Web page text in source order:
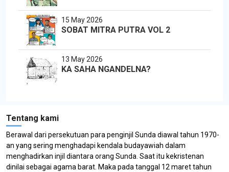
15 May 2026
SOBAT MITRA PUTRA VOL 2
13 May 2026
KA SAHA NGANDELNA?
Tentang kami
Berawal dari persekutuan para penginjil Sunda diawal tahun 1970-
an yang sering menghadapi kendala budayawiah dalam
menghadirkan injil diantara orang Sunda. Saat itu kekristenan
dinilai sebagai agama barat. Maka pada tanggal 12 maret tahun